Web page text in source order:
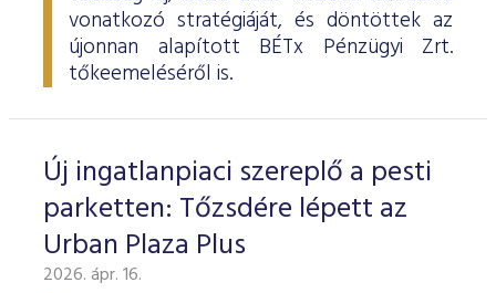
vonatkozó stratégiáját, és döntöttek az
újonnan alapított BÉTx Pénzügyi Zrt.
tőkeemeléséről is.
Új ingatlanpiaci szereplő a pesti
parketten: Tőzsdére lépett az
Urban Plaza Plus
2026. ápr. 16.